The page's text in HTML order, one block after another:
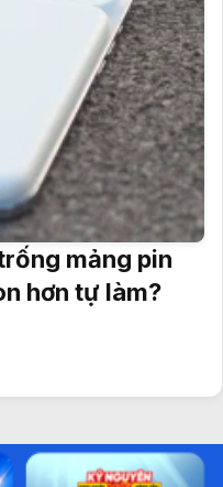
mảng pin
hơn tự làm?